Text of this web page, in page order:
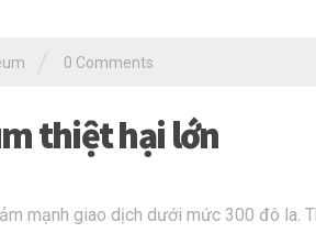
0 Comments
thiệt hại lớn
mạnh giao dịch dưới mức 300 đô la.